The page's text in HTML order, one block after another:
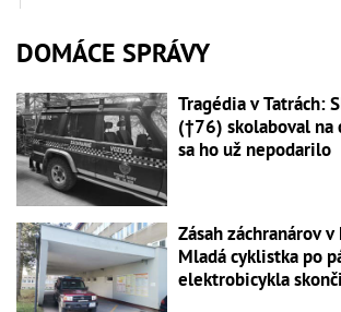
DOMÁCE SPRÁVY
Tragédia v Tatrách:
(†76) skolaboval
sa ho už nepodarilo
Zásah záchranárov
Mladá cyklistka po
elektrobicykla